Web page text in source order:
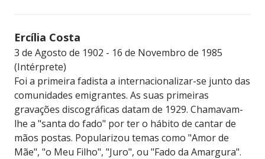
Ercília Costa
3 de Agosto de 1902 - 16 de Novembro de 1985
(Intérprete)
Foi a primeira fadista a internacionalizar-se junto das
comunidades emigrantes. As suas primeiras
gravações discográficas datam de 1929. Chamavam-
lhe a "santa do fado" por ter o hábito de cantar de
mãos postas. Popularizou temas como "Amor de
Mãe", "o Meu Filho", "Juro", ou "Fado da Amargura".